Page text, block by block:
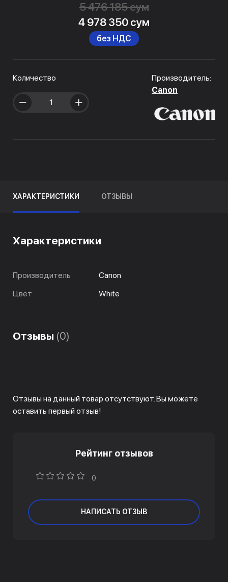
5 476 185 сум
4 978 350 сум
без НДС
Количество
Производитель:
Canon
ХАРАКТЕРИСТИКИ ОТЗЫВЫ
Характеристики
Производитель
Canon
Цвет
White
Отзывы (0)
Отзывы на данный товар отсутствуют. Вы можете
оставить первый отзыв!
Рейтинг отзывов
0
НАПИСАТЬ ОТЗЫВ